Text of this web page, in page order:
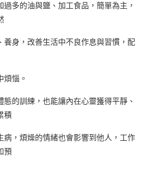
多的油與鹽、加工食品，簡單為主，
養身，改善生活中不良作息與習慣，配
煩惱。
態的訓練，也能讓內在心靈獲得平靜、
積
病，煩燥的情緒也會影響到他人，工作
預